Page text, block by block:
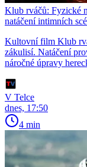
Klub rváčů: Fyzické
natáčení intimních
Kultovní film Klub
zákulisí. Natáčení
náročné úpravy
V Telce
dnes, 17:50
4 min